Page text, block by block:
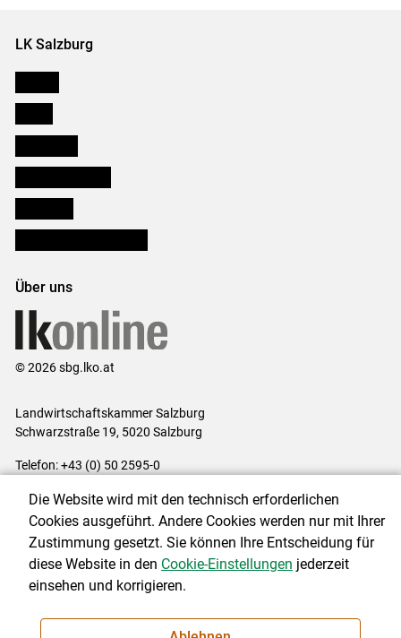
LK Salzburg
Über uns
© 2026 sbg.lko.at
Landwirtschaftskammer Salzburg
Schwarzstraße 19, 5020 Salzburg
Telefon: +43 (0) 50 2595-0
Impressum|Kontakt|Datenschutzerklärung|Barrierefreiheit|
Cookie-Einstellungen
NEWSLETTER
Die Website wird mit den technisch erforderlichen
Cookies ausgeführt. Andere Cookies werden nur mit Ihrer
Zustimmung gesetzt. Sie können Ihre Entscheidung für
diese Website in den Cookie-Einstellungen jederzeit
einsehen und korrigieren.